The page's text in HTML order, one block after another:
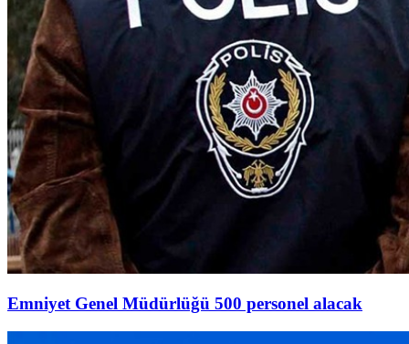
Emniyet Genel Müdürlüğü 500 personel alacak